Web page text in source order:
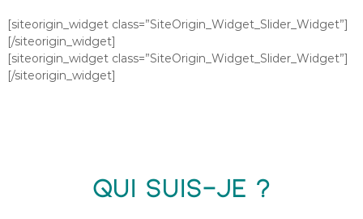
[siteorigin_widget class=”SiteOrigin_Widget_Slider_Widget”]
[/siteorigin_widget]
[siteorigin_widget class=”SiteOrigin_Widget_Slider_Widget”]
[/siteorigin_widget]
QUI SUIS-JE ?